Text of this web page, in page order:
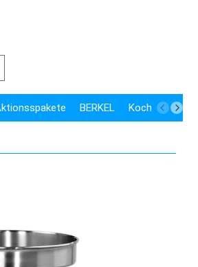
BERKEL Kochen